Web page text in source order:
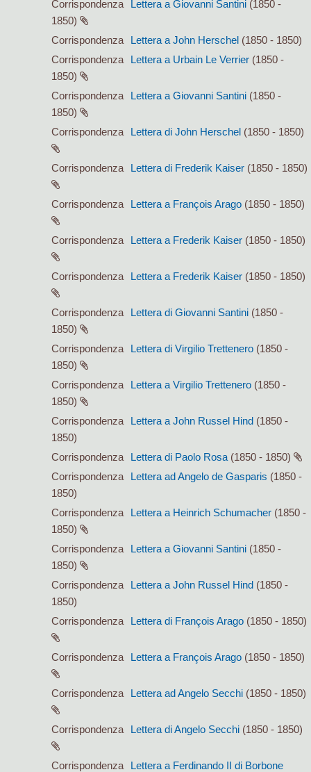
Corrispondenza
Lettera a Giovanni Santini (1850 -
1850)
Corrispondenza
Lettera a John Herschel (1850 - 1850)
Corrispondenza
Lettera a Urbain Le Verrier (1850 -
1850)
Corrispondenza
Lettera a Giovanni Santini (1850 -
1850)
Corrispondenza
Lettera di John Herschel (1850 - 1850)
Corrispondenza Lettera di Frederik Kaiser (1850 - 1850)
Corrispondenza Lettera a François Arago (1850 - 1850)
Corrispondenza Lettera a Frederik Kaiser (1850 - 1850)
Corrispondenza Lettera a Frederik Kaiser (1850 - 1850)
Corrispondenza Lettera di Giovanni Santini (1850 -
1850)
Corrispondenza
Lettera di Virgilio Trettenero (1850 -
1850)
Corrispondenza
Lettera a Virgilio Trettenero (1850 -
1850)
Corrispondenza
Lettera a John Russel Hind (1850 -
1850)
Corrispondenza
Lettera di Paolo Rosa (1850 - 1850)
Corrispondenza
Lettera ad Angelo de Gasparis (1850 -
1850)
Corrispondenza
Lettera a Heinrich Schumacher (1850 -
1850)
Corrispondenza
Lettera a Giovanni Santini (1850 -
1850)
Corrispondenza
Lettera a John Russel Hind (1850 -
1850)
Corrispondenza
Lettera di François Arago (1850 - 1850)
Corrispondenza Lettera a François Arago (1850 - 1850)
Corrispondenza Lettera ad Angelo Secchi (1850 - 1850)
Corrispondenza Lettera di Angelo Secchi (1850 - 1850)
Corrispondenza
Lettera a Ferdinando II di Borbone